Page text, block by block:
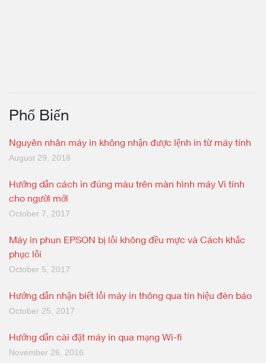
Phổ Biến
Nguyên nhân máy in không nhận được lệnh in từ máy tính
August 29, 2018
Hướng dẫn cách in đúng màu trên màn hình máy Vi tính
cho người mới
October 7, 2017
Máy in phun EPSON bị lỗi không đều mực và Cách khắc
phục lỗi
October 5, 2017
Hướng dẫn nhận biết lỗi máy in thông qua tín hiệu đèn báo
October 25, 2017
Hướng dẫn cài đặt máy in qua mạng Wi-fi
November 26, 2016